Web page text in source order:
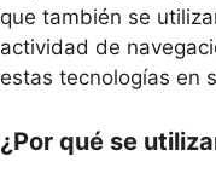
que también se
actividad de
estas tecnologías en
¿Por qué se